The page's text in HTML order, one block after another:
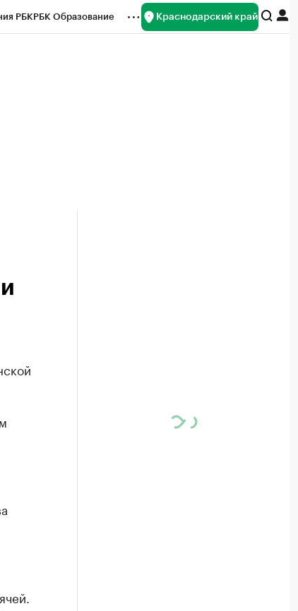
РБКРБК Образование Краснодарский край